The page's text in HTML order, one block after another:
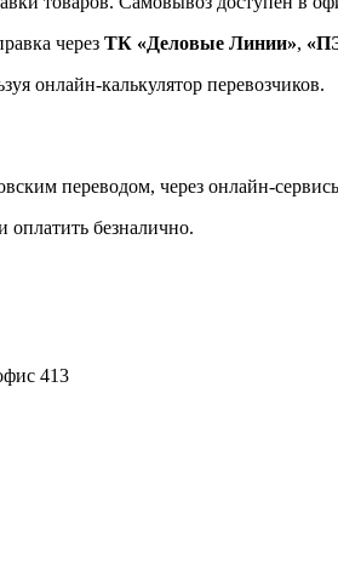
через ТК «Деловые Линии»,
онлайн-калькулятор перевозчиков.
переводом, через онлайн-
оплатить безналично.
413